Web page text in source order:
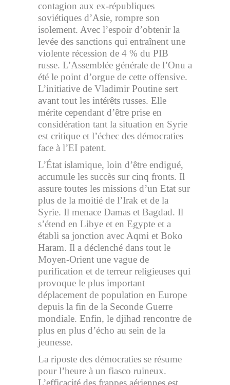
contagion aux ex-républiques
soviétiques d’Asie, rompre son
isolement. Avec l’espoir d’obtenir la
levée des sanctions qui entraînent une
violente récession de 4 % du PIB
russe. L’Assemblée générale de l’Onu a
été le point d’orgue de cette offensive.
L’initiative de Vladimir Poutine sert
avant tout les intérêts russes. Elle
mérite cependant d’être prise en
considération tant la situation en Syrie
est critique et l’échec des démocraties
face à l’EI patent.
L’État islamique, loin d’être endigué,
accumule les succès sur cinq fronts. Il
assure toutes les missions d’un Etat sur
plus de la moitié de l’Irak et de la
Syrie. Il menace Damas et Bagdad. Il
s’étend en Libye et en Egypte et a
établi sa jonction avec Aqmi et Boko
Haram. Il a déclenché dans tout le
Moyen-Orient une vague de
purification et de terreur religieuses qui
provoque le plus important
déplacement de population en Europe
depuis la fin de la Seconde Guerre
mondiale. Enfin, le djihad rencontre de
plus en plus d’écho au sein de la
jeunesse.
La riposte des démocraties se résume
pour l’heure à un fiasco ruineux.
L’efficacité des frappes aériennes est